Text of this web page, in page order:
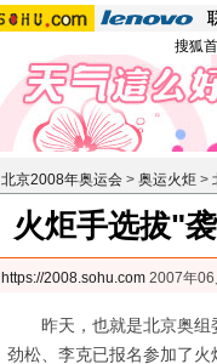
搜狐
北京2008年奥运会 > 奥运火炬 >
火炬手选拔"
https://2008.sohu.com 2007年06
昨天，也就是北京奥组
劲松、李克已报名参加了